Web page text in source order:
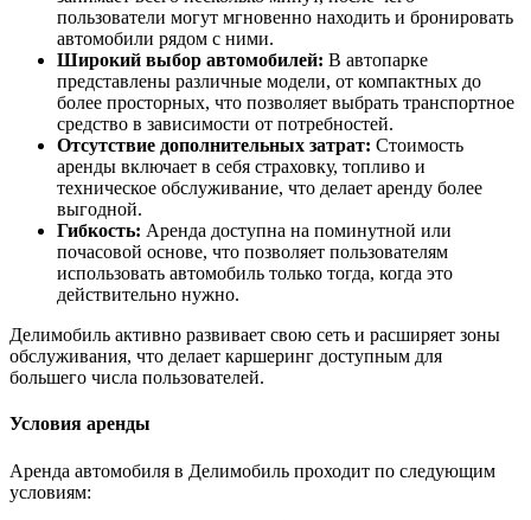
пользователи могут мгновенно находить и бронировать
автомобили рядом с ними.
Широкий выбор автомобилей: В автопарке
представлены различные модели, от компактных до
более просторных, что позволяет выбрать транспортное
средство в зависимости от потребностей.
Отсутствие дополнительных затрат: Стоимость
аренды включает в себя страховку, топливо и
техническое обслуживание, что делает аренду более
выгодной.
Гибкость: Аренда доступна на поминутной или
почасовой основе, что позволяет пользователям
использовать автомобиль только тогда, когда это
действительно нужно.
Делимобиль активно развивает свою сеть и расширяет зоны
обслуживания, что делает каршеринг доступным для
большего числа пользователей.
Условия аренды
Аренда автомобиля в Делимобиль проходит по следующим
условиям: